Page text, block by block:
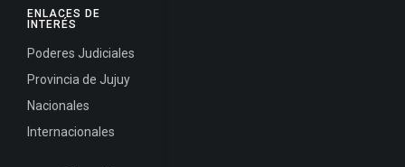
ENLACES DE
INTERÉS
Poderes Judiciales
Provincia de Jujuy
Nacionales
Internacionales